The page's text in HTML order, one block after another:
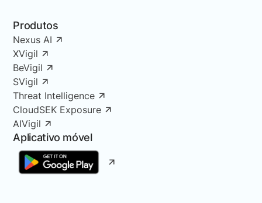
Produtos
Nexus AI
XVigil
BeVigil
SVigil
Threat Intelligence
CloudSEK Exposure
AIVigil
Aplicativo móvel